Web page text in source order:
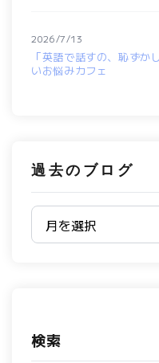
「英語で話すの、恥ず
いお悩みカフェ
2026/7/13
過去のブログ
過去のブログ
検索